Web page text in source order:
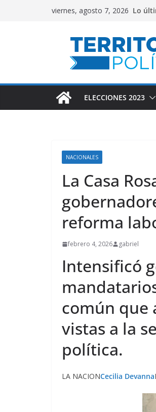
viernes, agosto 7, 2026 Lo
ELECCIONES 2023
NACIONALES
La Casa
reforma
febrero 4, 2026 gabriel
Intensificó
común que
vistas a la
política.
LA NACIONCecilia Devanna